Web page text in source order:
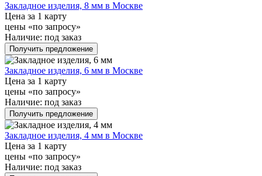
Закладное изделия, 8 мм в Москве
Цена за 1 карту
цены «по запросу»
Наличие: под заказ
Получить предложение
Закладное изделия, 6 мм в Москве
Цена за 1 карту
цены «по запросу»
Наличие: под заказ
Получить предложение
Закладное изделия, 4 мм в Москве
Цена за 1 карту
цены «по запросу»
Наличие: под заказ